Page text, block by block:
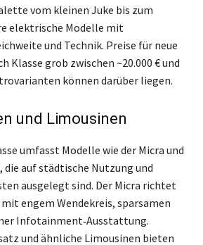
vom kleinen Juke bis zum
elektrische Modelle mit
und Technik. Preise für neue
Klasse grob zwischen ~20.000 € und
können darüber liegen.
und Limousinen
umfasst Modelle wie der Micra und
die auf städtische Nutzung und
ausgelegt sind. Der Micra richtet
engem Wendekreis, sparsamen
Infotainment‑Ausstattung.
und ähnliche Limousinen bieten